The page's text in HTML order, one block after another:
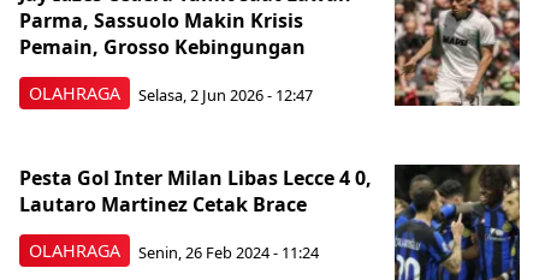
OLAHRAGA
Parma, Sassuolo Makin Krisis
Pemain, Grosso Kebingungan
Selasa, 2 Jun 2026 - 12:47
OLAHRAGA
Pesta Gol Inter Milan Libas Lecce 4 0,
Lautaro Martinez Cetak Brace
Senin, 26 Feb 2024 - 11:24